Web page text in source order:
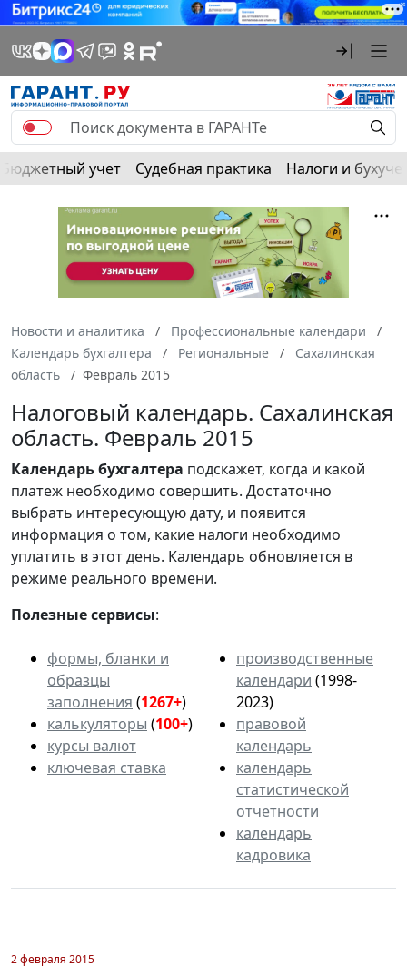
Бюджетный учет Судебная практика Налоги и
Новости и аналитика
Профессиональные календари
Календарь бухгалтера
Региональные
Сахалинская
область
Февраль 2015
Налоговый календарь. Сахалинская
область. Февраль 2015
Календарьбухгалтера подскажет, когда и какой
платеж необходимо совершить. Достаточно
выбрать интересующую дату, и появится
информация о том, какие налоги необходимо
уплатить в этот день. Календарь обновляется в
режиме реального времени.
Полезные сервисы:
формы, бланки и
образцы
заполнения (1267+)
калькуляторы (100+)
курсы валют
ключевая ставка
производственные
календари (1998-
2023)
правовой
календарь
календарь
статистической
отчетности
календарь
кадровика
2 февраля 2015